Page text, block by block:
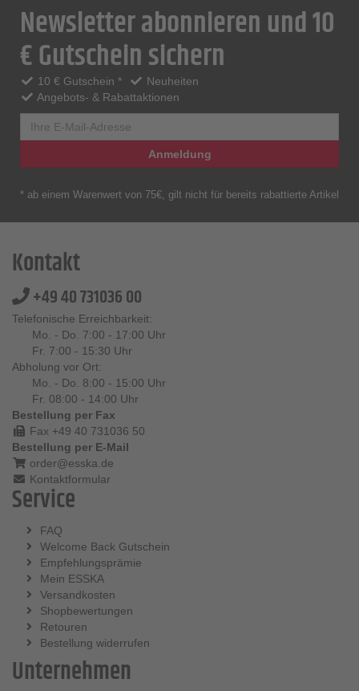
Newsletter abonnieren und 10
€ Gutschein sichern
10 € Gutschein *
Neuheiten
Angebots- & Rabattaktionen
Anmeldung
* ab einem Warenwert von 75€, gilt nicht für bereits rabattierte Artikel
Kontakt
+49 40 731036 00
Telefonische Erreichbarkeit:
Mo. - Do. 7:00 - 17:00 Uhr
Fr. 7:00 - 15:30 Uhr
Abholung vor Ort:
Mo. - Do. 8:00 - 15:00 Uhr
Fr. 08:00 - 14:00 Uhr
Bestellung per Fax
Fax +49 40 731036 50
Bestellung per E-Mail
order@esska.de
Kontaktformular
Service
FAQ
Welcome Back Gutschein
Empfehlungsprämie
Mein ESSKA
Versandkosten
Shopbewertungen
Retouren
Bestellung widerrufen
Unternehmen